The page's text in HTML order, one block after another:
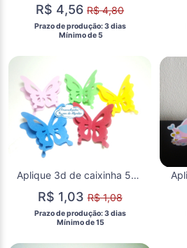
R$ 4,56R$ 4,80
Prazo de produção: 3 dias
  Mínimo de 5
Aplique 3d de caixinha 5x5 Jardim encantado - Borboletas
R$ 1,03R$ 1,08
Prazo de produção: 3 dias
  Mínimo de 15